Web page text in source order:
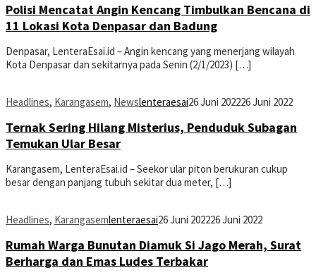
Polisi Mencatat Angin Kencang Timbulkan Bencana di
11 Lokasi Kota Denpasar dan Badung
Denpasar, LenteraEsai.id – Angin kencang yang menerjang wilayah
Kota Denpasar dan sekitarnya pada Senin (2/1/2023) […]
Headlines, Karangasem, Newslenteraesai26 Juni 202226 Juni 2022
Ternak Sering Hilang Misterius, Penduduk Subagan
Temukan Ular Besar
Karangasem, LenteraEsai.id – Seekor ular piton berukuran cukup
besar dengan panjang tubuh sekitar dua meter, […]
Headlines, Karangasemlenteraesai26 Juni 202226 Juni 2022
Rumah Warga Bunutan Diamuk Si Jago Merah, Surat
Berharga dan Emas Ludes Terbakar